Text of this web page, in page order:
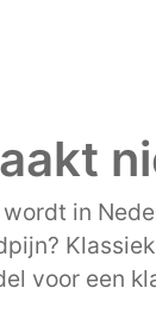
in
voor een